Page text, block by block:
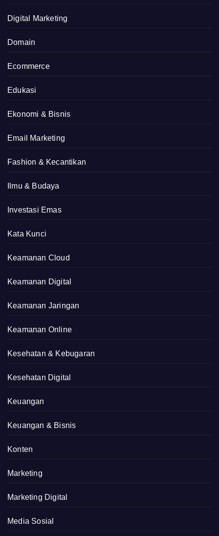
Digital Marketing
Domain
Ecommerce
Edukasi
Ekonomi & Bisnis
Email Marketing
Fashion & Kecantikan
Ilmu & Budaya
Investasi Emas
Kata Kunci
Keamanan Cloud
Keamanan Digital
Keamanan Jaringan
Keamanan Online
Kesehatan & Kebugaran
Kesehatan Digital
Keuangan
Keuangan & Bisnis
Konten
Marketing
Marketing Digital
Media Sosial